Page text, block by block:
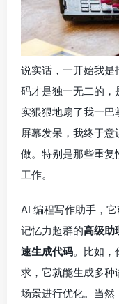
说实话，一开始我
码才是独一无二的
实狠狠地扇了我一
屏幕发呆，我终于
做。特别是那些重复
工作。
AI 编程写作助手，
记忆力超群的高级助
速生成代码。比如，
求，它就能生成多
场景进行优化。当然